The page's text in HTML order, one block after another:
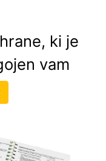
ki je
vam